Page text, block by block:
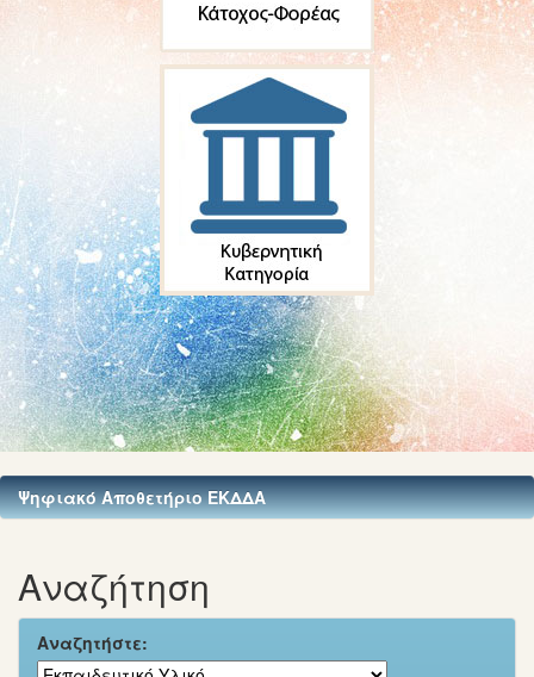
Ψηφιακό Αποθετήριο ΕΚΔΔΑ
Αναζήτηση
Αναζητήστε: